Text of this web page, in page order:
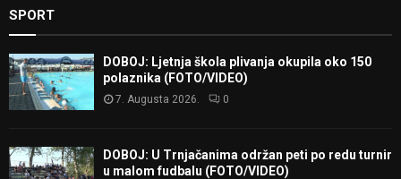
SPORT
DOBOJ: Ljetnja škola plivanja okupila oko 150
polaznika (FOTO/VIDEO)
7. Augusta 2026. 0
DOBOJ: U Trnjačanima održan peti po redu turnir
u malom fudbalu (FOTO/VIDEO)